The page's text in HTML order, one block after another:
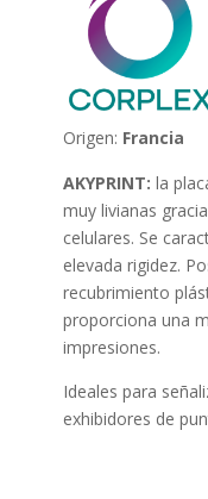
Origen: Francia
AKYPRINT: la
muy livianas
celulares. Se
elevada rigidez.
recubrimiento
proporciona una
impresiones.
Ideales para
exhibidores de